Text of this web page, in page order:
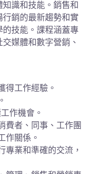
識和技能。銷售和
銷的最新趨勢和實
技能。課程涵蓋專
媒體和數字營銷、
得工作經驗。
作機會。
費者、同事、工作團
作關係。
業和準確的交流，